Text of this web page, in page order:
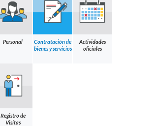
Personal
Contratación de
bienes y servicios
Actividades
oficiales
Registro de
Visitas